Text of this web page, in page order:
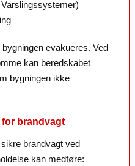
evakueres. Ved
kan beredskabet
bygningen ikke
brandvagt
brandvagt ved
kan medføre: